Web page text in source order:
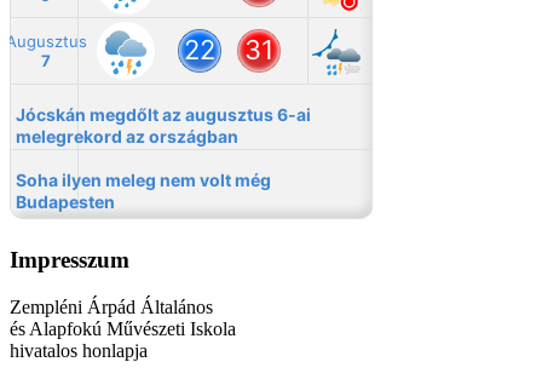
Impresszum
Zempléni Árpád Általános
és Alapfokú Művészeti Iskola
hivatalos honlapja